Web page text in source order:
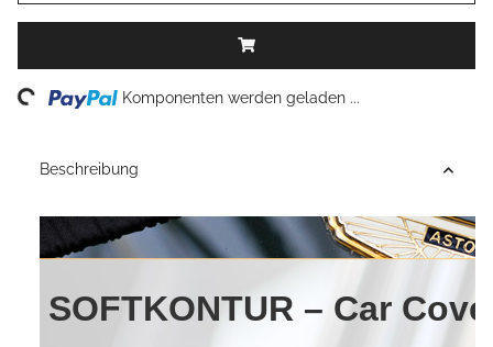
Loading... Komponenten werden geladen ...
Beschreibung